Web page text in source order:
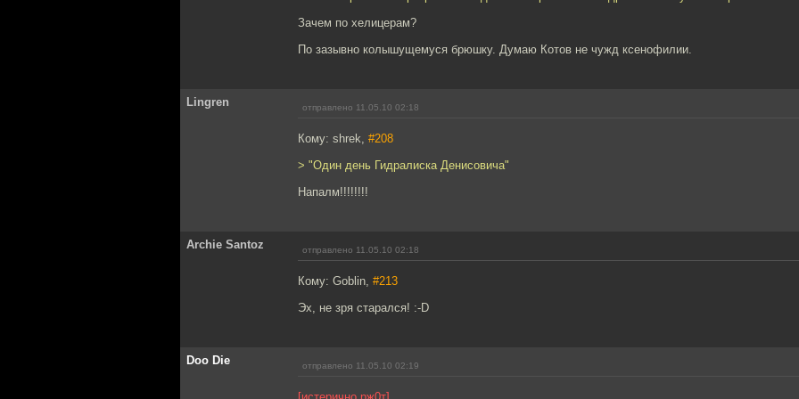
Зачем по хелицерам?
По зазывно колышущемуся брюшку. Думаю Котов не чужд ксенофилии.
Lingren отправлено 11.05.10 02:18
Кому: shrek, #208
> "Один день Гидралиска Денисовича"
Напалм!!!!!!!!
Archie Santoz отправлено 11.05.10 02:18
Кому: Goblin, #213
Эх, не зря старался! :-D
Doo Die отправлено 11.05.10 02:19